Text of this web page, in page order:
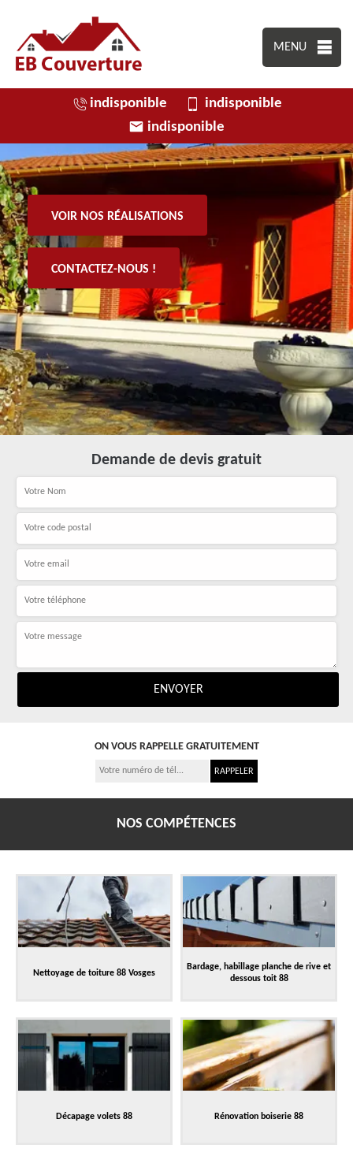
MENU
indisponible
indisponible
indisponible
VOIR NOS RÉALISATIONS
CONTACTEZ-NOUS !
Demande de devis gratuit
ON VOUS RAPPELLE GRATUITEMENT
NOS COMPÉTENCES
Nettoyage de toiture 88 Vosges
Bardage, habillage planche de rive et
dessous toit 88
Décapage volets 88 Rénovation boiserie 88